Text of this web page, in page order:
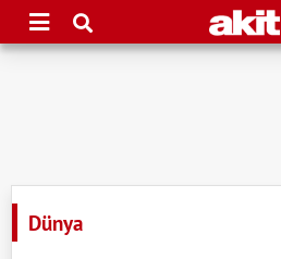
Dünya